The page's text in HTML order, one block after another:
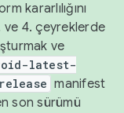
kararlılığını
ve 4. çeyreklerde
ve
latest-
manifest
son sürümü